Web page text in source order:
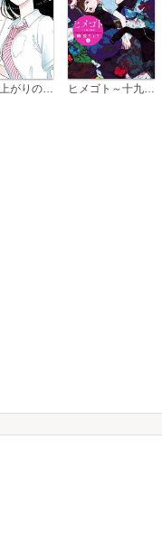
恋は雨上がりのように ヒメゴト～十九歳の制服～